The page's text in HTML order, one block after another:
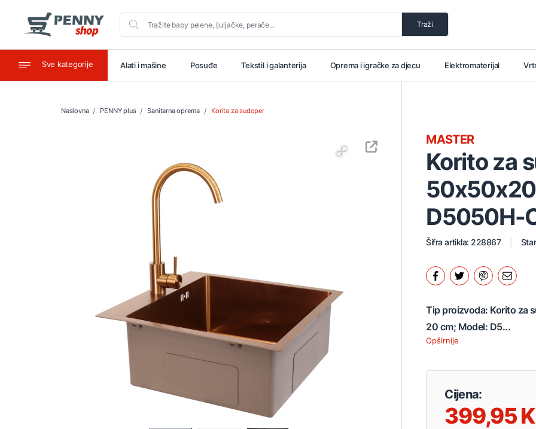
Traži
Sve kategorije
Ugostiteljstvo Alati i mašine Posuđe Tekstil i galanterija Oprema i igračke za djecu Elektromaterijal
Naslovna PENNY plus Sanitarna oprema Korita za sudoper
Korito za
D5050H-
MASTER
Šifra artikla: 228867
Tip proizvoda: Korito za
20 cm; Model: D5...
Opširnije
Cijena:
399,95